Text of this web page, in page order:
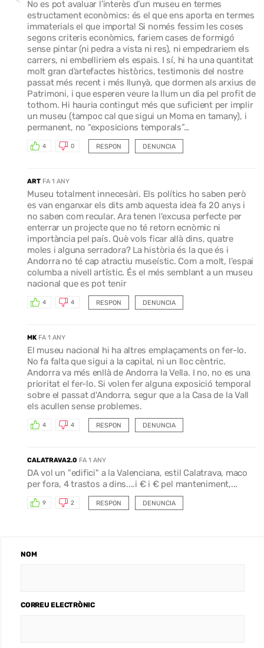
No es pot avaluar l’interès d’un museu en termes
estructament econòmics: és el que ens aporta en termes
immaterials el que importa! Si només fessim les coses
segons criteris econòmics, fariem cases de formigó
sense pintar (ni pedra a vista ni res), ni empedrariem els
carrers, ni embelliriem els espais. I sí, hi ha una quantitat
molt gran d’artefactes històrics, testimonis del nostre
passat més recent i més llunyà, que dormen als arxius de
Patrimoni, i que esperen veure la llum un dia pel profit de
tothom. Hi hauria contingut més que suficient per implir
un museu (tampoc cal que sigui un Moma en tamany), i
permanent, no “exposicions temporals”…
RESPON
4 0 DENUNCIA
ART FA 1 ANY
Museu totalment innecesàri. Els polítics ho saben però
es van enganxar els dits amb aquesta idea fa 20 anys i
no saben com recular. Ara tenen l'excusa perfecte per
enterrar un projecte que no té retorn ecnòmic ni
importància pel país. Què vols ficar allà dins, quatre
moles i alguna serradora? La història és la que és i
Andorra no té cap atractiu museístic. Com a molt, l'espai
columba a nivell artístic. És el més semblant a un museu
nacional que es pot tenir
RESPON
4 4 DENUNCIA
MK FA 1 ANY
El museu nacional hi ha altres emplaçaments on fer-lo.
No fa falta que sigui a la capital, ni un lloc cèntric.
Andorra va més enllà de Andorra la Vella. I no, no es una
prioritat el fer-lo. Si volen fer alguna exposició temporal
sobre el passat d'Andorra, segur que a la Casa de la Vall
els acullen sense problemes.
RESPON
4 4 DENUNCIA
CALATRAVA2.0 FA 1 ANY
DA vol un "edifici" a la Valenciana, estil Calatrava, maco
per fora, 4 trastos a dins....i € i € pel manteniment,...
RESPON
9 2 DENUNCIA
NOM
CORREU ELECTRÒNIC